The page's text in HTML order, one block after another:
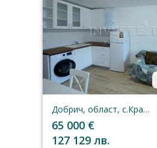
Добрич, област, с.Кранево
65 000 €
127 129 лв.